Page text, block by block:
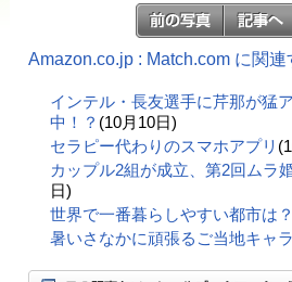
Amazon.co.jp : Match.com に関連
インテル・長友選手に芹那が猛
中！？ (10月10日)
セラピー代わりのスマホアプリ
カップル2組が成立、第2回ムラ
日)
世界で一番暮らしやすい都市は？
暑いさなかに頑張るご当地キャ